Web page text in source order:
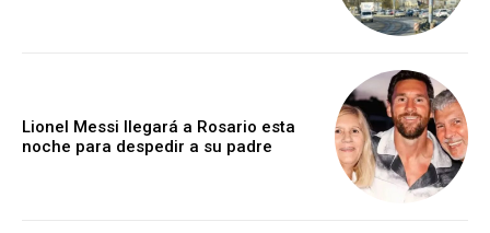
Lionel Messi llegará a Rosario esta
noche para despedir a su padre